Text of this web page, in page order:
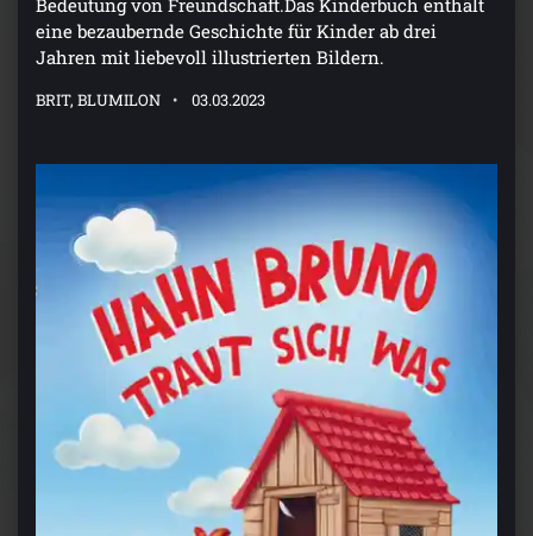
eine bezaubernde Geschichte für Kinder ab drei
Jahren mit liebevoll illustrierten Bildern.
BRIT, BLUMILON 03.03.2023